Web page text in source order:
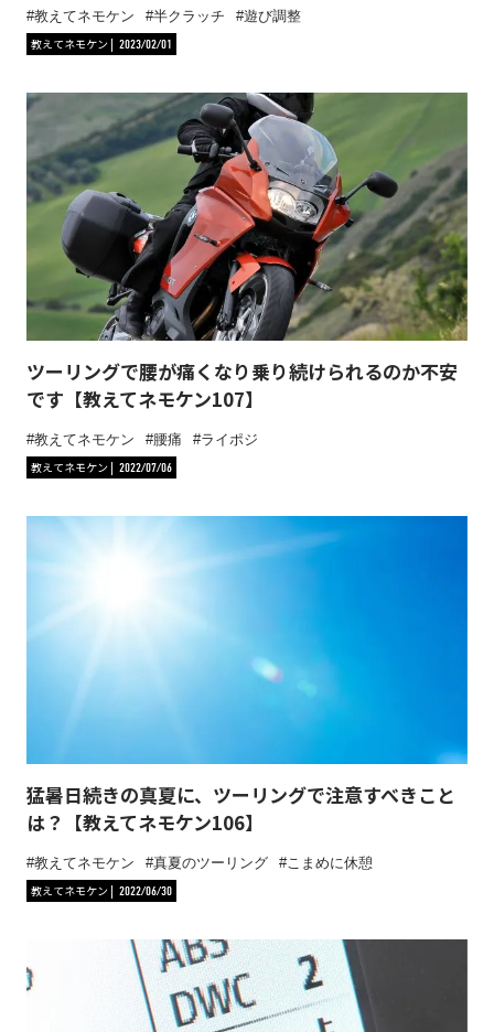
教えてネモケン 半クラッチ
遊び調整
教えてネモケン
2023/02/01
ツーリングで腰が痛くなり乗り続けられるのか不安
です【教えてネモケン107】
教えてネモケン 腰痛
ライポジ
教えてネモケン
2022/07/06
猛暑日続きの真夏に、ツーリングで注意すべきこと
は？【教えてネモケン106】
教えてネモケン 真夏のツーリング
こまめに休憩
教えてネモケン
2022/06/30